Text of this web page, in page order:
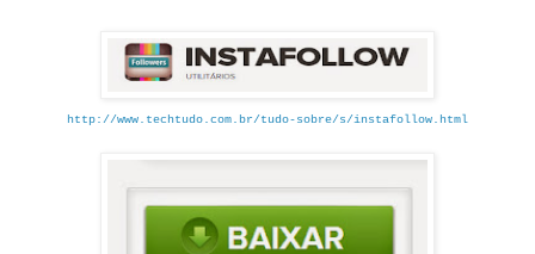
http://www.techtudo.com.br/tudo-sobre/s/instafollow.html